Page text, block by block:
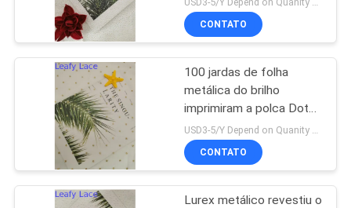
Tela bordada do
ilhó
CONTATO
100 jardas de folha
metálica do brilho
imprimiram a polca Dot
Fabric do marfim
CONTATO
Lurex metálico revestiu o